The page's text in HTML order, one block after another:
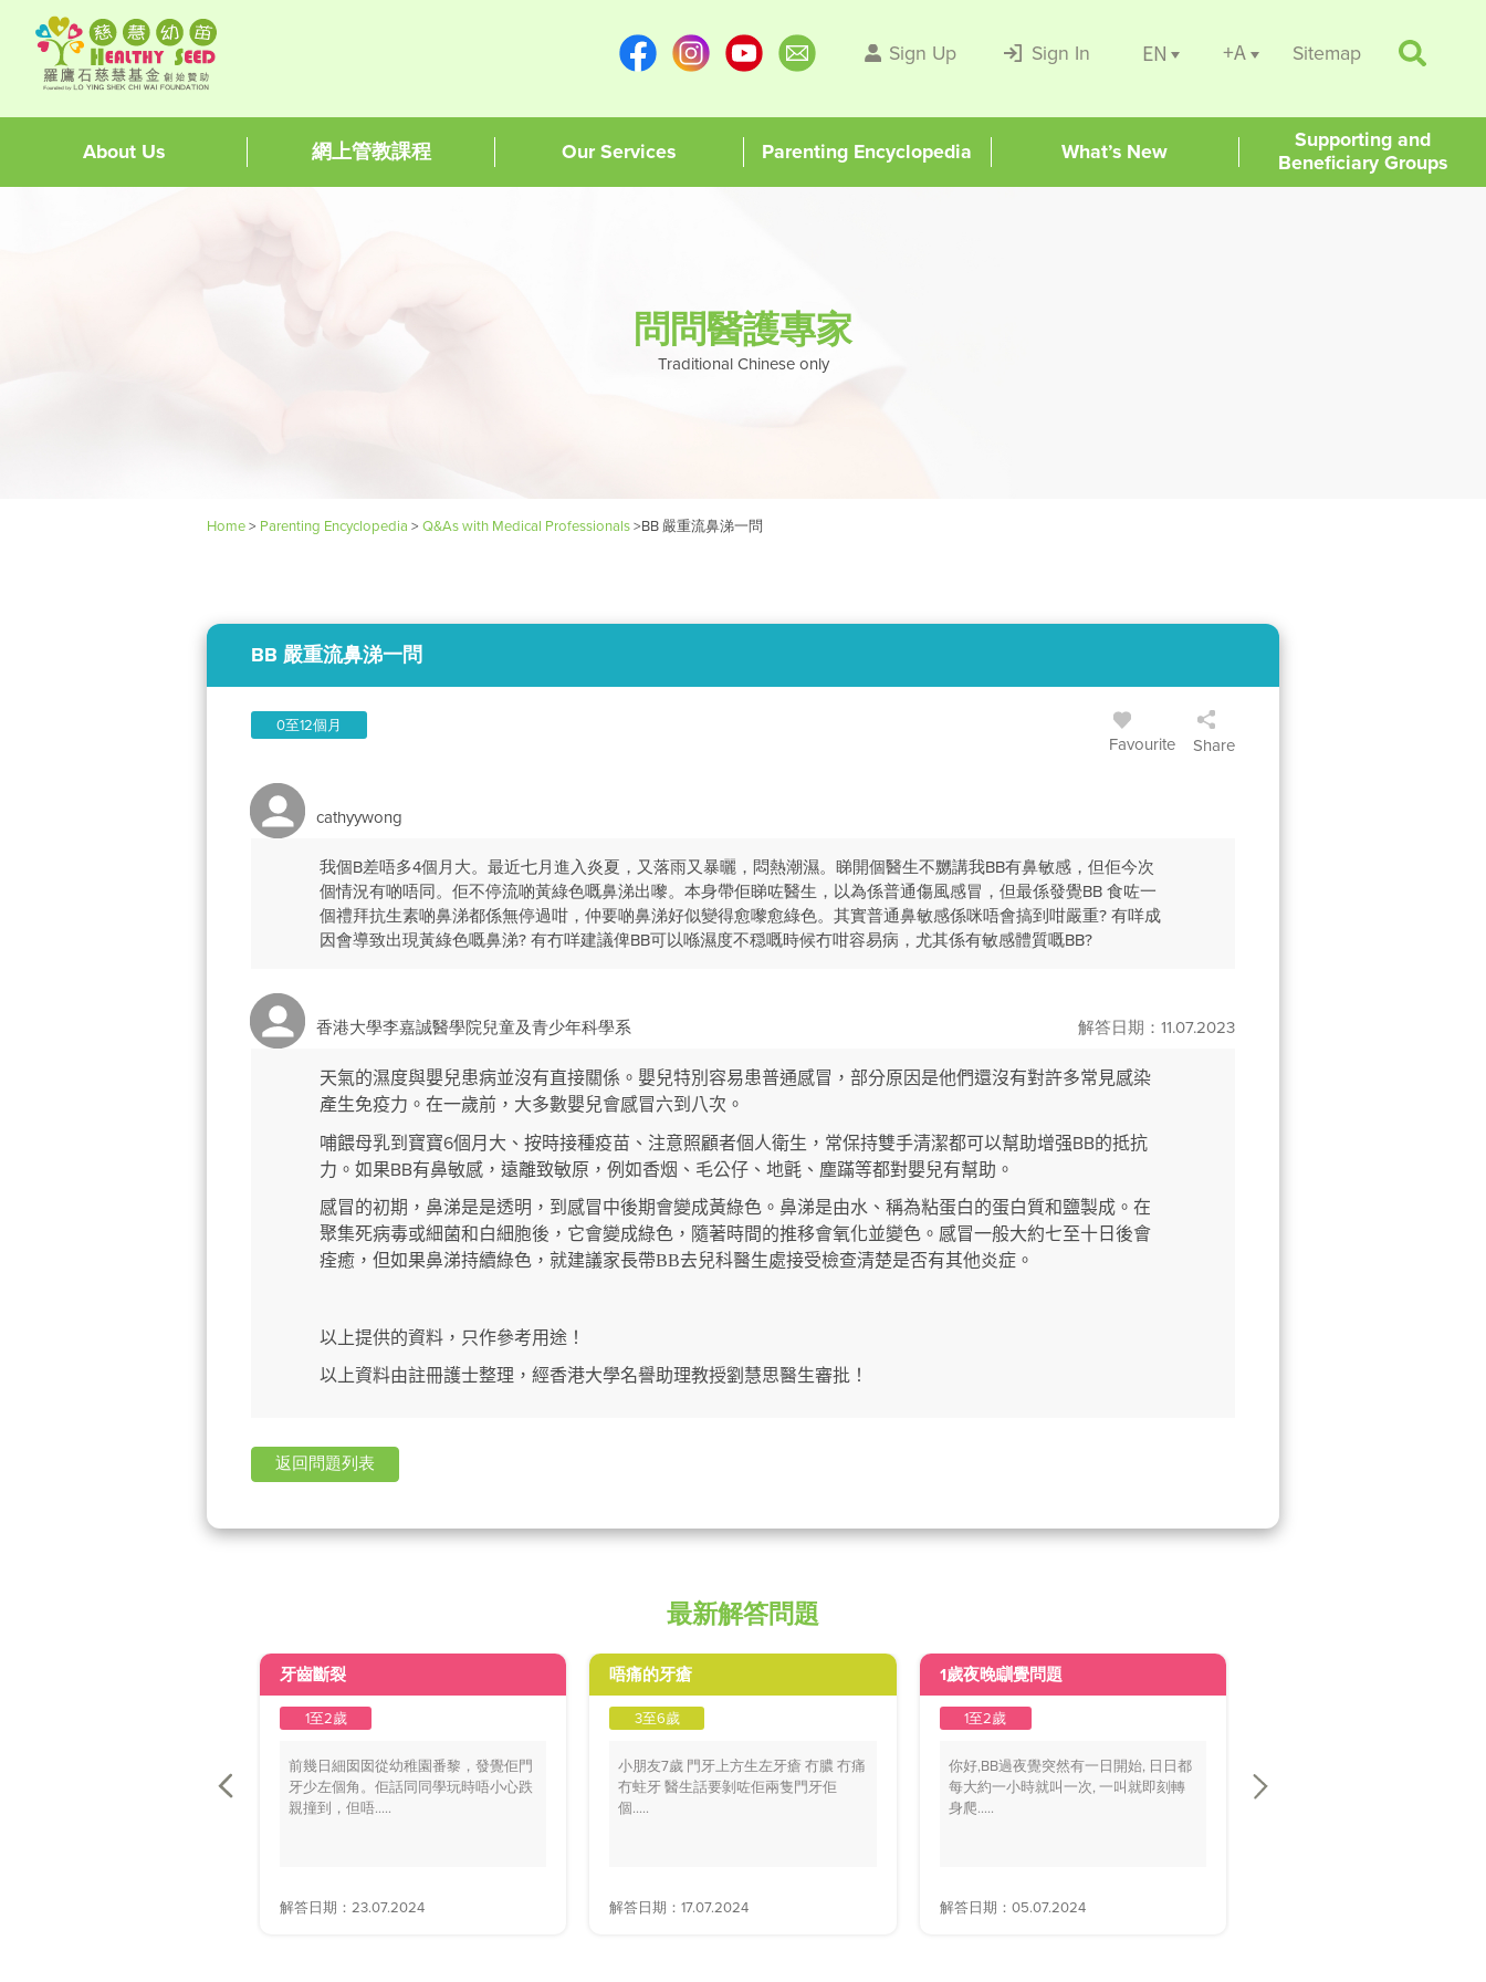
Sign Up Sign In EN +A Sitemap
About Us 網上管教課程 Our Services Parenting Encyclopedia What’s New
Supporting and
Beneficiary Groups
問問醫護專家
Traditional Chinese only
Home> Parenting Encyclopedia > Q&As with Medical Professionals>BB 嚴重流鼻涕一問
BB 嚴重流鼻涕一問
0至12個月
Favourite Share
cathyywong
我個B差唔多4個月大。最近七月進入炎夏，又落雨又暴曬，悶熱潮濕。睇開個醫生不嬲講我BB有鼻敏感，但佢今次
個情況有啲唔同。佢不停流啲黃綠色嘅鼻涕出嚟。本身帶佢睇咗醫生，以為係普通傷風感冒，但最係發覺BB 食咗一
個禮拜抗生素啲鼻涕都係無停過咁，仲要啲鼻涕好似變得愈嚟愈綠色。其實普通鼻敏感係咪唔會搞到咁嚴重? 有咩成
因會導致出現黃綠色嘅鼻涕? 有冇咩建議俾BB可以喺濕度不穏嘅時候冇咁容易病，尤其係有敏感體質嘅BB?
香港大學李嘉誠醫學院兒童及青少年科學系 解答日期：11.07.2023
天氣的濕度與嬰兒患病並沒有直接關係。嬰兒特別容易患普通感冒，部分原因是他們還沒有對許多常見感染
產生免疫力。在一歲前，大多數嬰兒會感冒六到八次。
哺餵母乳到寶寶6個月大、按時接種疫苗、注意照顧者個人衛生，常保持雙手清潔都可以幫助增强BB的抵抗
力 。如果BB有鼻敏感，遠離致敏原，例如香烟、毛公仔、地氈、塵蹣等都對嬰兒有幫助。
感冒的初期，鼻涕是是透明，到感冒中後期會變成黃綠色。鼻涕是由水、稱為粘蛋白的蛋白質和鹽製成。在
聚集死病毒或細菌和白細胞後，它會變成綠色，隨著時間的推移會氧化並變色。感冒一般大約七至十日後會
痊癒，但如果鼻涕持續綠色，就建議家長帶BB去兒科醫生處接受檢查清楚是否有其他炎症。
以上提供的資料，只作參考用途！
以上資料由註冊護士整理，經香港大學名譽助理教授劉慧思醫生審批！
返回問題列表
最新解答問題
牙齒斷裂
1至2歲
前幾日細囡囡從幼稚園番黎，發覺佢門
牙少左個角。佢話同同學玩時唔小心跌
親撞到，但唔.....
解答日期：23.07.2024
唔痛的牙瘡
3至6歲
小朋友7歲 門牙上方生左牙瘡 冇膿 冇痛
冇蛀牙 醫生話要剝咗佢兩隻門牙佢
個.....
解答日期：17.07.2024
1歲夜晚瞓覺問題
1至2歲
你好,BB過夜覺突然有一日開始, 日日都
每大約一小時就叫一次, 一叫就即刻轉
身爬.....
解答日期：05.07.2024